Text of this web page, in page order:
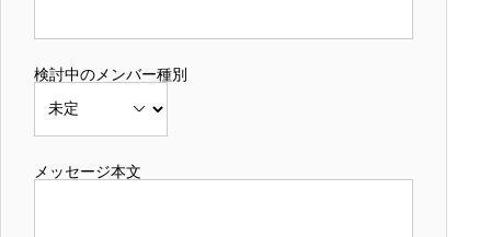
検討中のメンバー種別
メッセージ本文